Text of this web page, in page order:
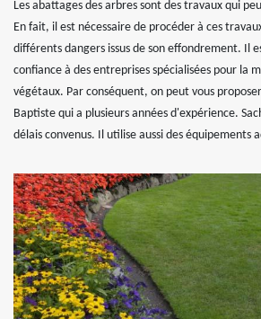
Les abattages des arbres sont des travaux qui
En fait, il est nécessaire de procéder à ces
différents dangers issus de son effondrement. Il
confiance à des entreprises spécialisées pour la
végétaux. Par conséquent, on peut vous
Baptiste qui a plusieurs années d'expérience.
délais convenus. Il utilise aussi des équipements